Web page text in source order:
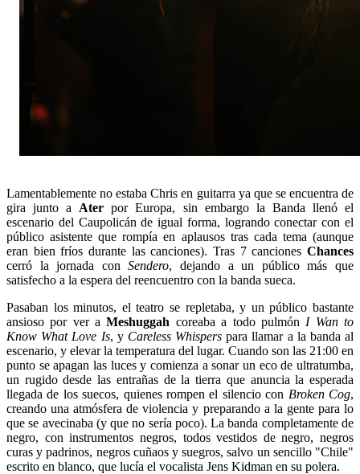
Lamentablemente no estaba Chris en guitarra ya que se encuentra de
gira junto a Aterpor Europa, sin embargo la Banda llenó el
escenario del Caupolicán de igual forma, logrando conectar con el
público asistente que rompía en aplausos tras cada tema (aunque
eran bien fríos durante las canciones). Tras 7 canciones Chances
cerró la jornada conSendero, dejando a un público más que
satisfecho a la espera del reencuentro con la banda sueca.
Pasaban los minutos, el teatro se repletaba, y un público bastante
ansioso por ver aMeshuggah coreaba a todo pulmón I Wan to
Know What Love Is, y Careless Whisperspara llamar a la banda al
escenario, y elevar la temperatura del lugar. Cuando son las 21:00 en
punto se apagan las luces y comienza a sonar un eco de ultratumba,
un rugido desde las entrañas de la tierra que anuncia la esperada
llegada de los suecos, quienes rompen el silencio con Broken Cog,
creando una atmósfera de violencia y preparando a la gente para lo
que se avecinaba (y que no sería poco). La banda completamente de
negro, con instrumentos negros, todos vestidos de negro, negros
curas y padrinos, negros cuñaos y suegros, salvo un sencillo "Chile"
escrito en blanco, que lucía el vocalista Jens Kidman en su polera.